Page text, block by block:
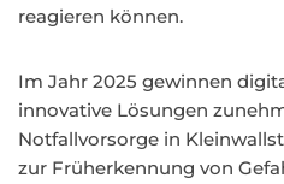
reagieren können.
Im Jahr 2025 gewinnen
innovative Lösungen
Notfallvorsorge in
zur Früherkennung von